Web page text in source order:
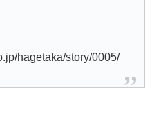
hagetaka/story/0005/